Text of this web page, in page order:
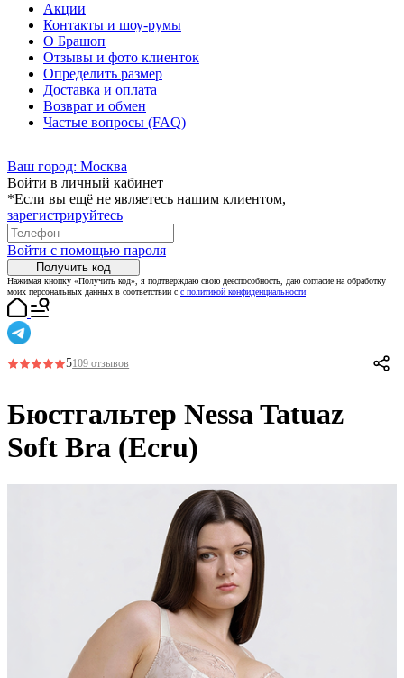
Акции
Контакты и шоу-румы
О Брашоп
Отзывы и фото клиенток
Определить размер
Доставка и оплата
Возврат и обмен
Частые вопросы (FAQ)
Ваш город: Москва
Войти в личный кабинет
*Если вы ещё не являетесь нашим клиентом,
зарегистрируйтесь
Войти с помощью пароля
Получить код
Нажимая кнопку «Получить код», я подтверждаю свою дееспособность, даю согласие на обработку
моих персональных данных в соответствии с с политикой конфиденциальности
5109 отзывов
Бюстгальтер Nessa Tatuaz
Soft Bra (Ecru)